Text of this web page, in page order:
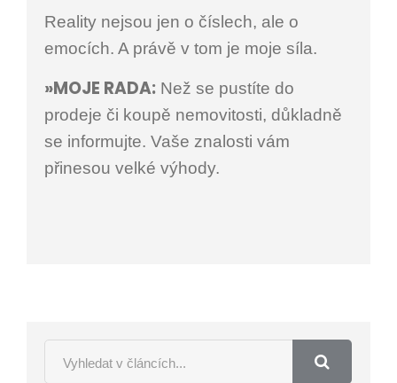
Reality nejsou jen o číslech, ale o
emocích. A právě v tom je moje síla.
»MOJE RADA: Než se pustíte do
prodeje či koupě nemovitosti, důkladně
se informujte. Vaše znalosti vám
přinesou velké výhody.